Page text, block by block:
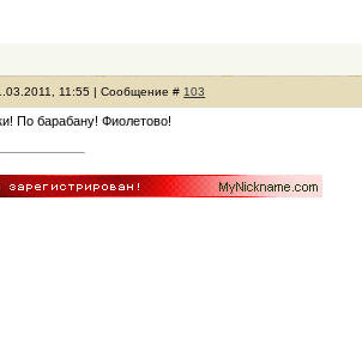
11:55 | Сообщение # 103
По барабану! Фиолетово!